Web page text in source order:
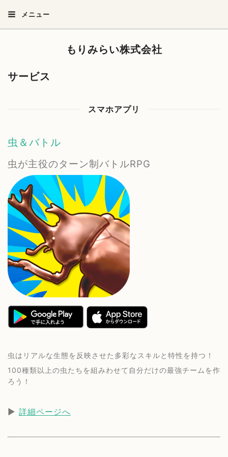
メニュー
もりみらい株式会社
サービス
スマホアプリ
虫＆バトル
虫が主役のターン制バトルRPG
虫はリアルな生態を反映させた多彩なスキルと特性を持つ！
100種類以上の虫たちを組みわせて自分だけの最強チームを作
ろう！
▶︎ 詳細ページへ